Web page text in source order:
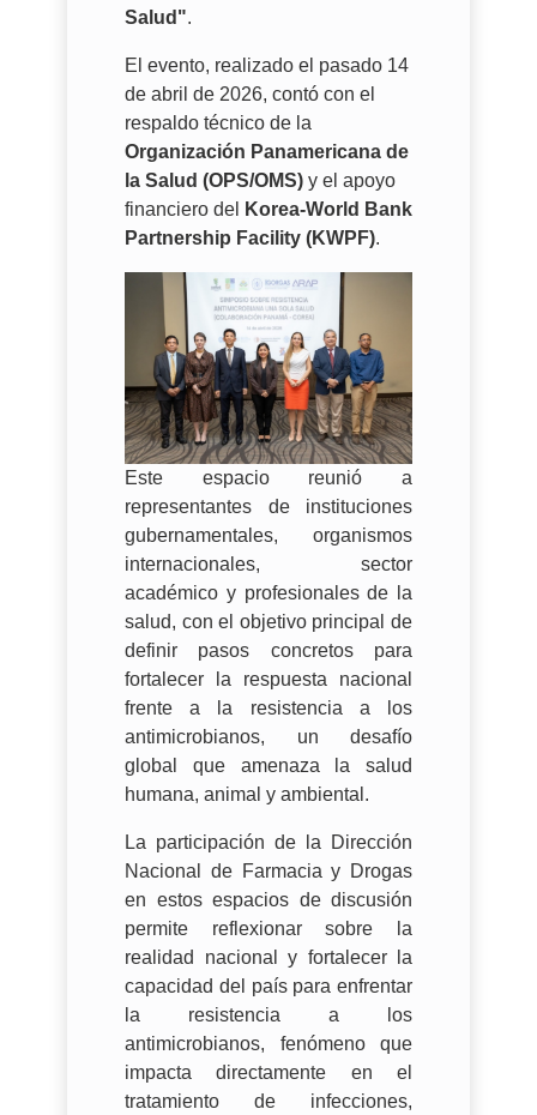
Salud".
​El evento, realizado el pasado 14
de abril de 2026, contó con el
respaldo técnico de la
Organización Panamericana de
la Salud (OPS/OMS) y el apoyo
financiero del
Korea-World Bank
Partnership Facility (KWPF).
Este espacio reunió a
representantes de instituciones
gubernamentales, organismos
internacionales, sector
académico y profesionales de la
salud, con el objetivo principal de
definir pasos concretos para
fortalecer la respuesta nacional
frente a la resistencia a los
antimicrobianos, un desafío
global que amenaza la salud
humana, animal y ambiental.
La participación de la Dirección
Nacional de Farmacia y Drogas
en estos espacios de discusión
permite reflexionar sobre la
realidad nacional y fortalecer la
capacidad del país para enfrentar
la resistencia a los
antimicrobianos, fenómeno que
impacta directamente en el
tratamiento de infecciones,